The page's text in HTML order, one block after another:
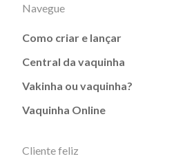
Navegue
Como criar e lançar
Central da vaquinha
Vakinha ou vaquinha?
Vaquinha Online
Cliente feliz